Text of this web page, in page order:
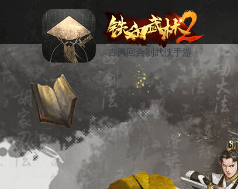
古风回合制武侠手游
资讯
活动
论坛